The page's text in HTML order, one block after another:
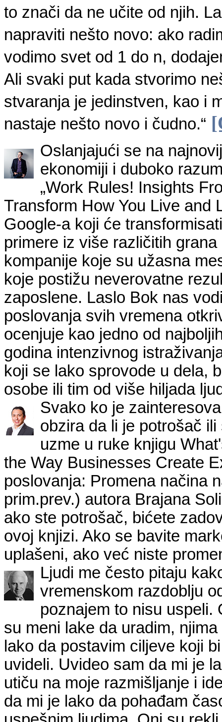
to znači da ne učite od njih.
napraviti nešto novo: ako
vodimo svet od 1 do n,
Ali svaki put kada stvorimo
stvaranja je jedinstven, kao i
nastaje nešto novo i čudno.“
Oslanjajući se na
ekonomiji i duboko
„Work Rules! Insights
Transform How You Live and
Google-a koji će
primere iz više različitih
kompanije koje su užasna
koje postižu neverovatne
zaposlene. Laslo Bok nas
poslovanja svih vremena
ocenjuje kao jedno od
godina intenzivnog
koji se lako sprovode u dela,
osobe ili tim od više hiljada
Svako ko je
obzira da li je potrošač
uzme u ruke knjigu
the Way Businesses Create
poslovanja: Promena načina
prim.prev.) autora Brajana
ako ste potrošač, bićete
ovoj knjizi. Ako se bavite
uplašeni, ako već niste
Ljudi me često pitaju
vremenskom razdoblju
poznajem to nisu uspeli.
su meni lake da uradim,
lako da postavim ciljeve koji
uvideli. Uvideo sam da mi je
utiču na moje razmišljanje i
da mi je lako da pohađam